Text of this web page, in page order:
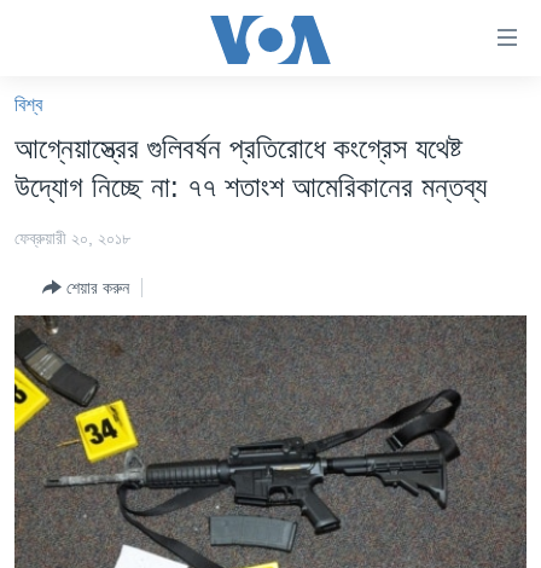
কনটেন্টে
যান।
প্রধান
ন্যাভিগেশনে
যান
বাংলাদেশ
বিশ্ব
ভারত
দক্ষিণ-এশিয়া
সম্পাদকীয়
টেলিভিশন
ভিডিও
বিশ্ব
আগ্নেয়াস্ত্রের গুলিবর্ষন প্রতিরোধে কংগ্রেস যথেষ্ট
উদ্যোগ নিচ্ছে না: ৭৭ শতাংশ আমেরিকানের মন্তব্য
ফেব্রুয়ারী ২০, ২০১৮
শেয়ার করুন